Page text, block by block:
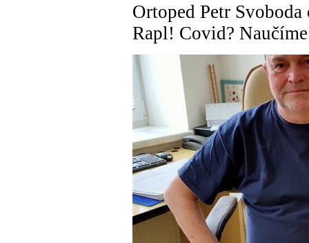
Ortoped Petr
Rapl! Covid?